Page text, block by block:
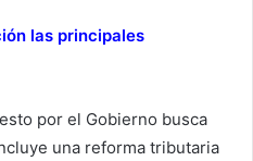
las principales
por el Gobierno busca
una reforma tributaria